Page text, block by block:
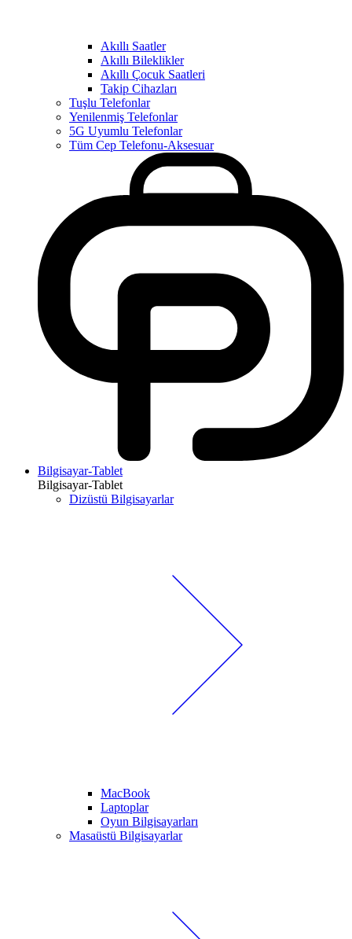
Akıllı Saatler
Akıllı Bileklikler
Akıllı Çocuk Saatleri
Takip Cihazları
Tuşlu Telefonlar
Yenilenmiş Telefonlar
5G Uyumlu Telefonlar
Tüm Cep Telefonu-Aksesuar
Bilgisayar-Tablet
Bilgisayar-Tablet
Dizüstü Bilgisayarlar
MacBook
Laptoplar
Oyun Bilgisayarları
Masaüstü Bilgisayarlar